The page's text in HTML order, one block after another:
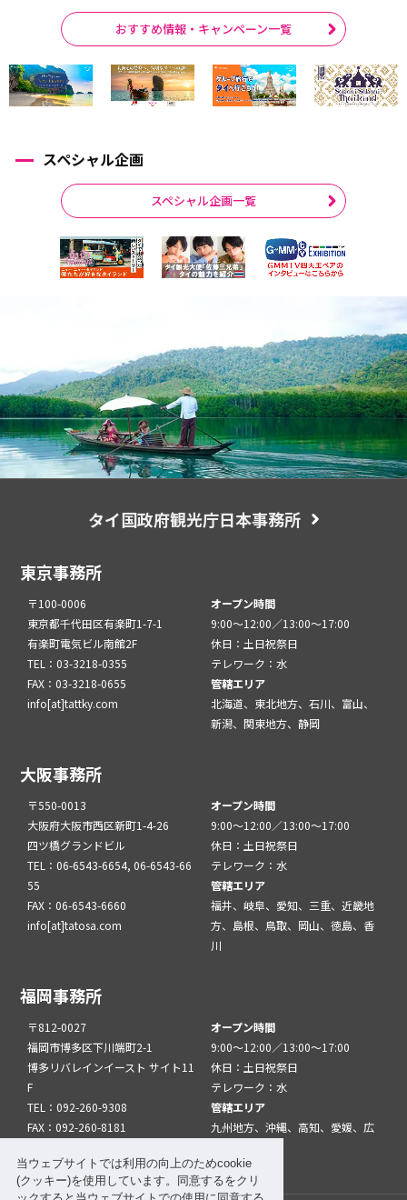
当ウェブサイトでは利用の向上のためcookie
(クッキー)を使用しています。同意するをクリ
おすすめ情報・キャンペーン一覧
スペシャル企画
スペシャル企画一覧
タイ国政府観光庁日本事務所
東京事務所
〒100-0006
東京都千代田区有楽町1-7-1
有楽町電気ビル南館2F
TEL：03-3218-0355
FAX：03-3218-0655
info[at]tattky.com
オープン時間
9:00～12:00／13:00～17:00
休日：土日祝祭日
テレワーク：水
管轄エリア
北海道、東北地方、石川、富山、
新潟、関東地方、静岡
大阪事務所
〒550-0013
大阪府大阪市西区新町1-4-26
四ツ橋グランドビル
TEL：06-6543-6654, 06-6543-66
55
FAX：06-6543-6660
info[at]tatosa.com
オープン時間
9:00～12:00／13:00～17:00
休日：土日祝祭日
テレワーク：水
管轄エリア
福井、岐阜、愛知、三重、近畿地
方、島根、鳥取、岡山、徳島、香
川
福岡事務所
〒812-0027
福岡市博多区下川端町2-1
博多リバレインイースト サイト11
F
TEL：092-260-9308
FAX：092-260-8181
オープン時間
9:00～12:00／13:00～17:00
休日：土日祝祭日
テレワーク：水
管轄エリア
九州地方、沖縄、高知、愛媛、広